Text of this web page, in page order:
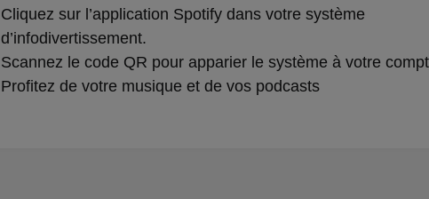
Cliquez sur l’application Spotify dans votre système
d’infodivertissement.
Scannez le code QR pour apparier le système à votre
Profitez de votre musique et de vos podcasts